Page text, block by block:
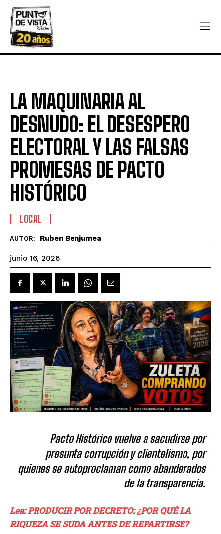
LA MAQUINARIA AL
DESNUDO: EL DESESPERO
ELECTORAL Y LAS FALSAS
PROMESAS DE PACTO
HISTÓRICO
LOCAL
AUTOR: Ruben Benjumea
junio 16, 2026
Pacto Histórico vuelve a sacudirse por
presunta corrupción y clientelismo, por
quienes se autoproclaman como abanderados
de la transparencia.
Lea: PRODUCIR POR DECRETO: ¿POR QUÉ LA
RIQUEZA SE SUDA ANTES DE REPARTIRSE?